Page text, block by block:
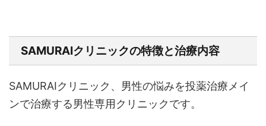
SAMURAIクリニックの特徴と治療内容
SAMURAIクリニック、男性の悩みを投薬治療メイ
ンで治療する男性専用クリニックです。